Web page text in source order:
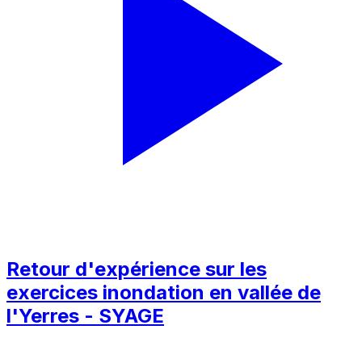
Retour d'expérience sur les
exercices inondation en vallée de
l'Yerres - SYAGE